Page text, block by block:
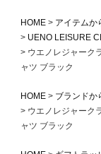
HOME アイテムか
UENO LEISURE
ウエノレジャーク
ャツ ブラック
HOME ブランドか
ウエノレジャーク
ャツ ブラック